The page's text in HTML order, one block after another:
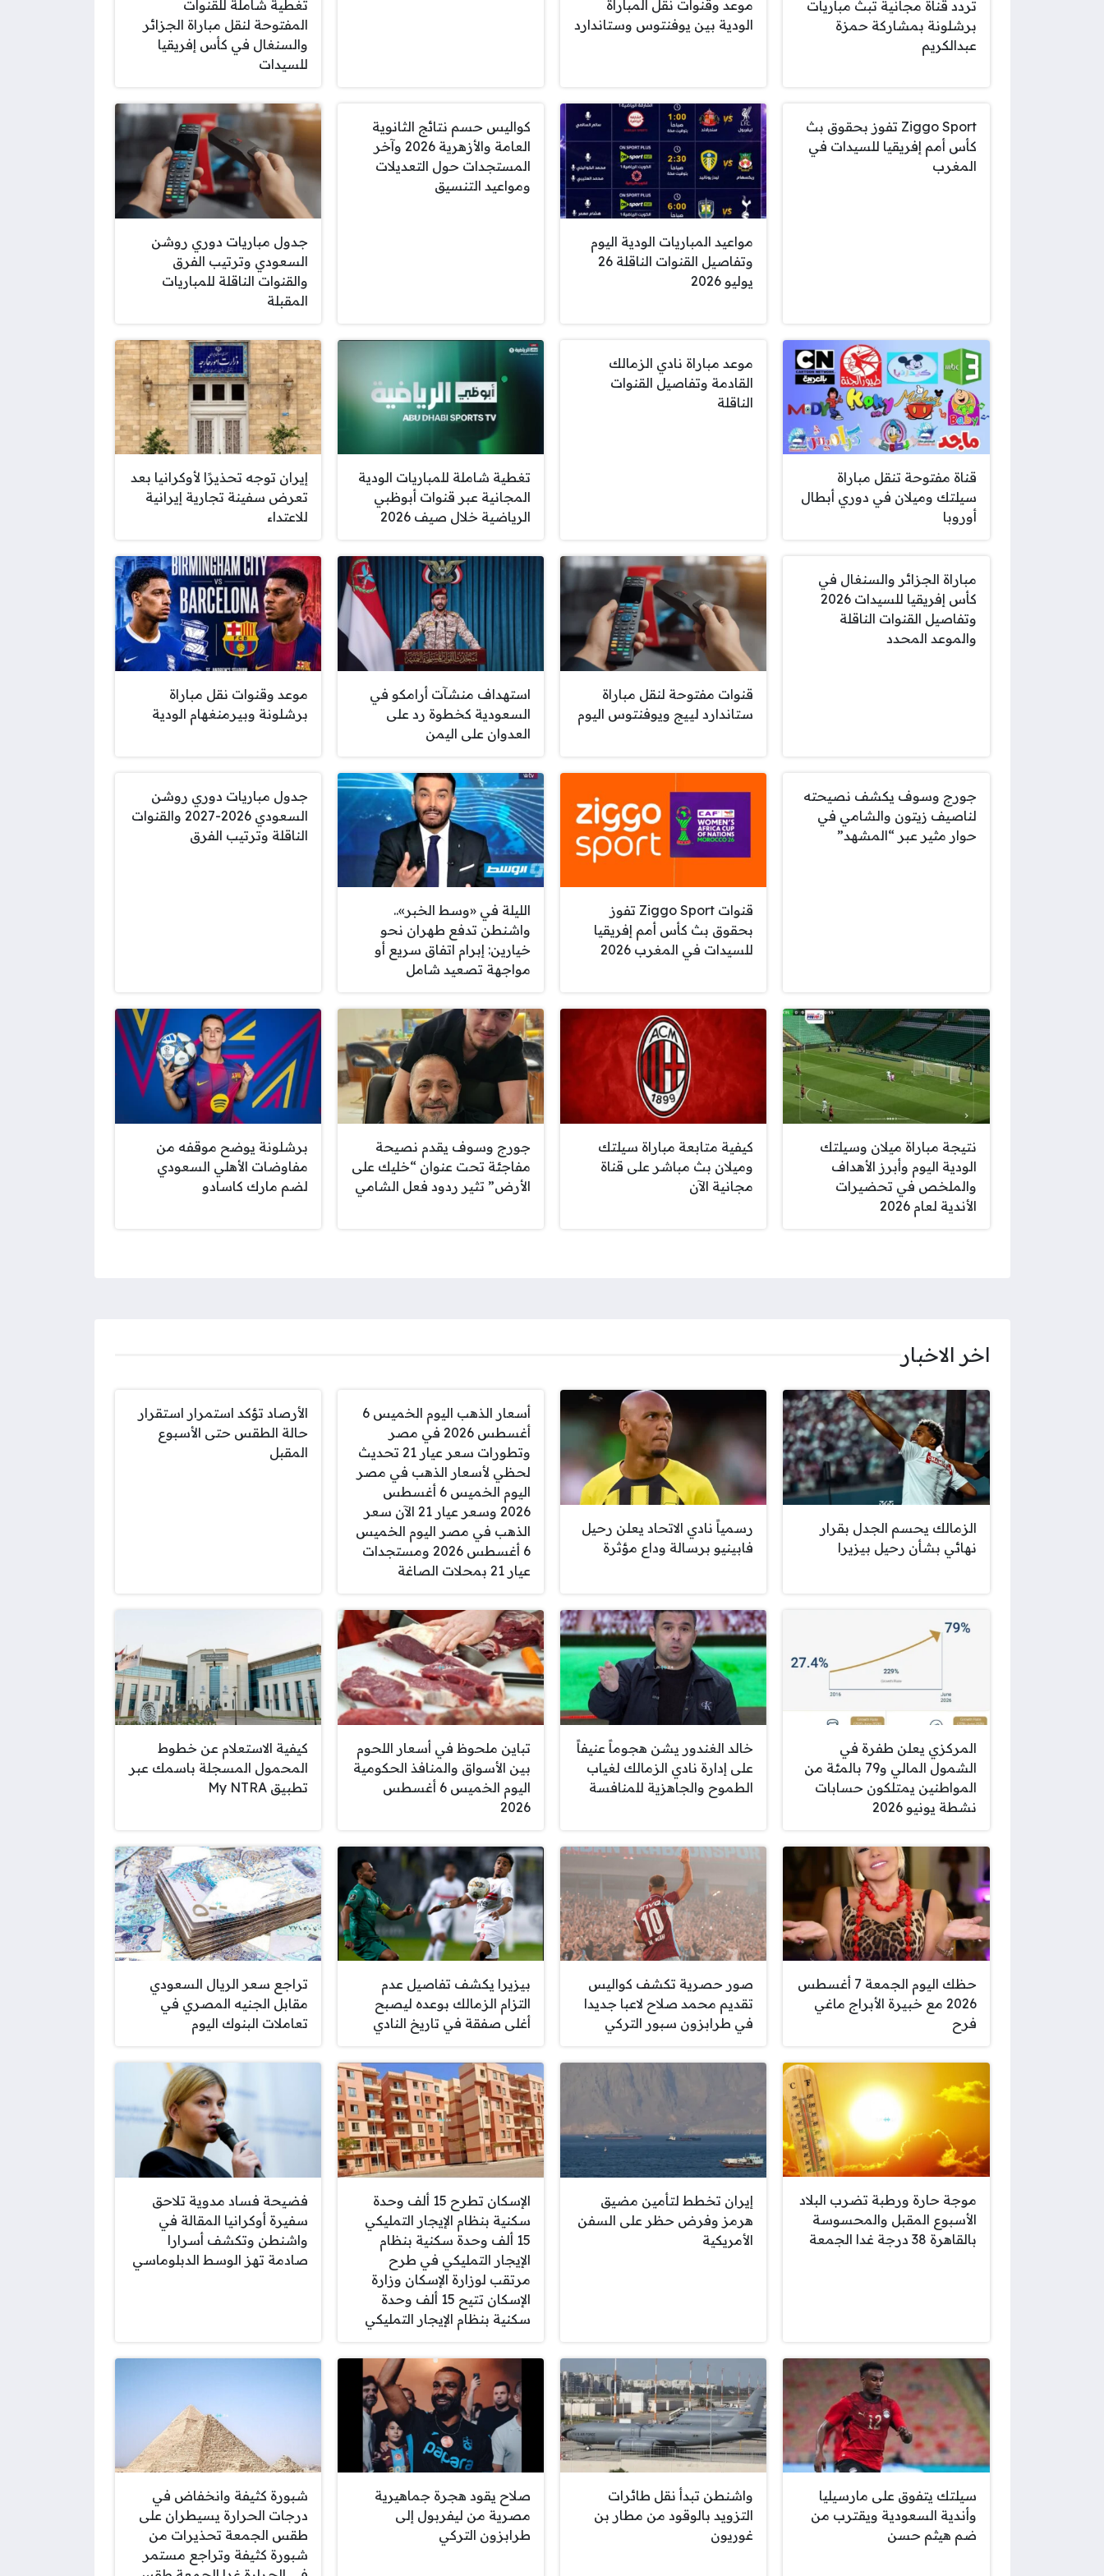
تردد قناة مجانية تبث مباريات
برشلونة بمشاركة حمزة
عبدالكريم
موعد وقنوات نقل المباراة
الودية بين يوفنتوس وستاندارد
تغطية شاملة للقنوات
المفتوحة لنقل مباراة الجزائر
والسنغال في كأس إفريقيا
للسيدات
Ziggo Sport تفوز بحقوق بث
كأس أمم إفريقيا للسيدات في
المغرب
مواعيد المباريات الودية اليوم
وتفاصيل القنوات الناقلة 26
يوليو 2026
كواليس حسم نتائج الثانوية
العامة والأزهرية 2026 وآخر
المستجدات حول التعديلات
ومواعيد التنسيق
جدول مباريات دوري روشن
السعودي وترتيب الفرق
والقنوات الناقلة للمباريات
المقبلة
قناة مفتوحة تنقل مباراة
سيلتك وميلان في دوري أبطال
أوروبا
موعد مباراة نادي الزمالك
القادمة وتفاصيل القنوات
الناقلة
تغطية شاملة للمباريات الودية
المجانية عبر قنوات أبوظبي
الرياضية خلال صيف 2026
إيران توجه تحذيرًا لأوكرانيا بعد
تعرض سفينة تجارية إيرانية
للاعتداء
مباراة الجزائر والسنغال في
كأس إفريقيا للسيدات 2026
وتفاصيل القنوات الناقلة
والموعد المحدد
قنوات مفتوحة لنقل مباراة
ستاندارد لييج ويوفنتوس اليوم
استهداف منشآت أرامكو في
السعودية كخطوة رد على
العدوان على اليمن
موعد وقنوات نقل مباراة
برشلونة وبيرمنغهام الودية
جورج وسوف يكشف نصيحته
لناصيف زيتون والشامي في
حوار مثير عبر “المشهد”
قنوات Ziggo Sport تفوز
بحقوق بث كأس أمم إفريقيا
للسيدات في المغرب 2026
الليلة في «وسط الخبر»..
واشنطن تدفع طهران نحو
خيارين: إبرام اتفاق سريع أو
مواجهة تصعيد شامل
جدول مباريات دوري روشن
السعودي 2026-2027 والقنوات
الناقلة وترتيب الفرق
نتيجة مباراة ميلان وسيلتك
الودية اليوم وأبرز الأهداف
والملخص في تحضيرات
الأندية لعام 2026
كيفية متابعة مباراة سيلتك
وميلان بث مباشر على قناة
مجانية الآن
جورج وسوف يقدم نصيحة
مفاجئة تحت عنوان “خليك على
الأرض” تثير ردود فعل الشامي
برشلونة يوضح موقفه من
مفاوضات الأهلي السعودي
لضم مارك كاسادو
اخر الاخبار
الزمالك يحسم الجدل بقرار
نهائي بشأن رحيل بيزيرا
رسمياً نادي الاتحاد يعلن رحيل
فابينيو برسالة وداع مؤثرة
أسعار الذهب اليوم الخميس 6
أغسطس 2026 في مصر
وتطورات سعر عيار 21 تحديث
لحظي لأسعار الذهب في مصر
اليوم الخميس 6 أغسطس
2026 وسعر عيار 21 الآن سعر
الذهب في مصر اليوم الخميس
6 أغسطس 2026 ومستجدات
عيار 21 بمحلات الصاغة
الأرصاد تؤكد استمرار استقرار
حالة الطقس حتى الأسبوع
المقبل
المركزي يعلن طفرة في
الشمول المالي و79 بالمئة من
المواطنين يمتلكون حسابات
نشطة يونيو 2026
خالد الغندور يشن هجوماً عنيفاً
على إدارة نادي الزمالك لغياب
الطموح والجاهزية للمنافسة
تباين ملحوظ في أسعار اللحوم
بين الأسواق والمنافذ الحكومية
اليوم الخميس 6 أغسطس
2026
كيفية الاستعلام عن خطوط
المحمول المسجلة باسمك عبر
تطبيق My NTRA
حظك اليوم الجمعة 7 أغسطس
2026 مع خبيرة الأبراج ماغي
فرح
صور حصرية تكشف كواليس
تقديم محمد صلاح لاعبا جديدا
في طرابزون سبور التركي
بيزيرا يكشف تفاصيل عدم
التزام الزمالك بوعده ليصبح
أغلى صفقة في تاريخ النادي
تراجع سعر الريال السعودي
مقابل الجنيه المصري في
تعاملات البنوك اليوم
موجة حارة ورطبة تضرب البلاد
الأسبوع المقبل والمحسوسة
بالقاهرة 38 درجة غدا الجمعة
إيران تخطط لتأمين مضيق
هرمز وفرض حظر على السفن
الأمريكية
الإسكان تطرح 15 ألف وحدة
سكنية بنظام الإيجار التمليكي
15 ألف وحدة سكنية بنظام
الإيجار التمليكي في طرح
مرتقب لوزارة الإسكان وزارة
الإسكان تتيح 15 ألف وحدة
سكنية بنظام الإيجار التمليكي
فضيحة فساد مدوية تلاحق
سفيرة أوكرانيا المقالة في
واشنطن وتكشف أسرارا
صادمة تهز الوسط الدبلوماسي
سيلتك يتفوق على مارسيليا
وأندية السعودية ويقترب من
ضم هيثم حسن
واشنطن تبدأ نقل طائرات
التزويد بالوقود من مطار بن
غوريون
صلاح يقود هجرة جماهيرية
مصرية من ليفربول إلى
طرابزون التركي
شبورة كثيفة وانخفاض في
درجات الحرارة يسيطران على
طقس الجمعة تحذيرات من
شبورة كثيفة وتراجع مستمر